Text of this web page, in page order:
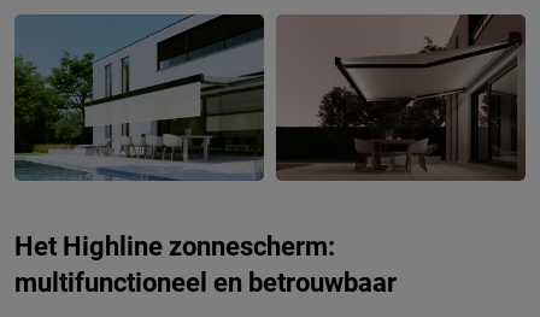
Het Highline zonnescherm:
multifunctioneel en betrouwbaar